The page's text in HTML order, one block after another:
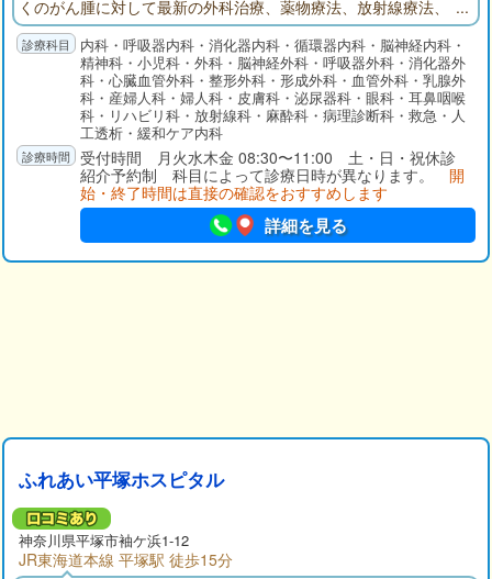
くのがん腫に対して最新の外科治療、薬物療法、放射線療法、
緩和療法、支持療法を提供、政策的医療としての小児周産期医
療、災害医療、さらには今回の新型コロナウイルス感染症のよ
うな感染症対策にも力を入れております。
内科・呼吸器内科・消化器内科・循環器内科・脳神経内科・
精神科・小児科・外科・脳神経外科・呼吸器外科・消化器外
科・心臓血管外科・整形外科・形成外科・血管外科・乳腺外
科・産婦人科・婦人科・皮膚科・泌尿器科・眼科・耳鼻咽喉
科・リハビリ科・放射線科・麻酔科・病理診断科・救急・人
工透析・緩和ケア内科
受付時間 月火水木金 08:30〜11:00 土・日・祝休診
紹介予約制 科目によって診療日時が異なります。 開
始・終了時間は直接の確認をおすすめします
詳細を見る
ふれあい平塚ホスピタル
神奈川県平塚市袖ケ浜1-12
JR東海道本線 平塚駅 徒歩15分